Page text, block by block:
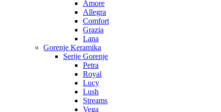
Amore
Allegra
Comfort
Grazia
Lana
Gorenje Keramika
Serije Gorenje
Petra
Royal
Lucy
Lush
Streams
Vega